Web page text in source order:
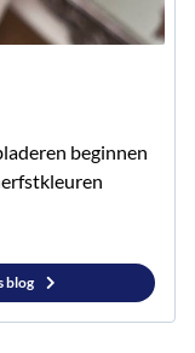
beginnen
blog